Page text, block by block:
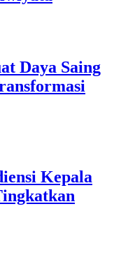
Daya Saing
Kepala